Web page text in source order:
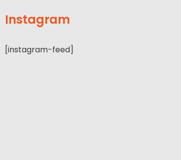
Instagram
[instagram-feed]